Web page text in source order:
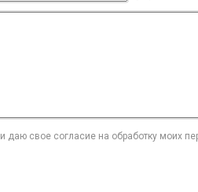
и даю свое согласие на обработку моих